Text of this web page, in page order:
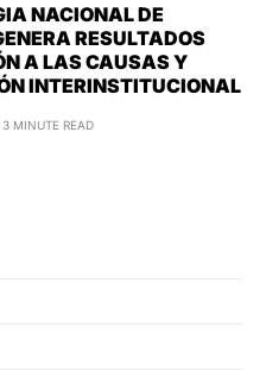
NACIONAL DE
RESULTADOS
A LAS CAUSAS Y
INTERINSTITUCIONAL
3 MINUTE READ